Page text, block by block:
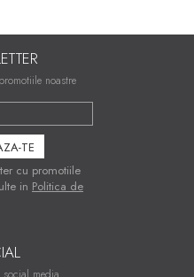
noastre
cu promotiile
in Politica de